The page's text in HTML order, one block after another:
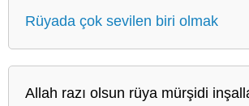
Rüyada çok sevilen biri olmak
Allah razı olsun rüya mürşidi